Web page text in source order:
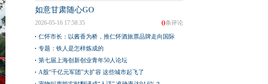
如意甘肃随心GO
0条评论
2026-05-16 17:58:35
仁怀市长：以酱香为桥，推仁怀酒旅票品牌走向国际
专题：铁人是怎样炼成的
第七届上海创新创业青年50人论坛
A股“千亿元军团”大扩容 这些城市起飞了